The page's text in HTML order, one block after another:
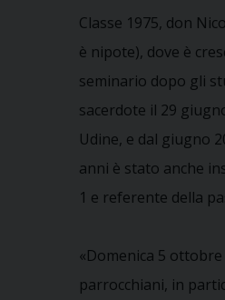
Classe 1975, don
è nipote), dove è
seminario dopo gli
sacerdote il 29
Udine, e dal giugno
anni è stato anche
1 e referente della
«Domenica 5
parrocchiani, in